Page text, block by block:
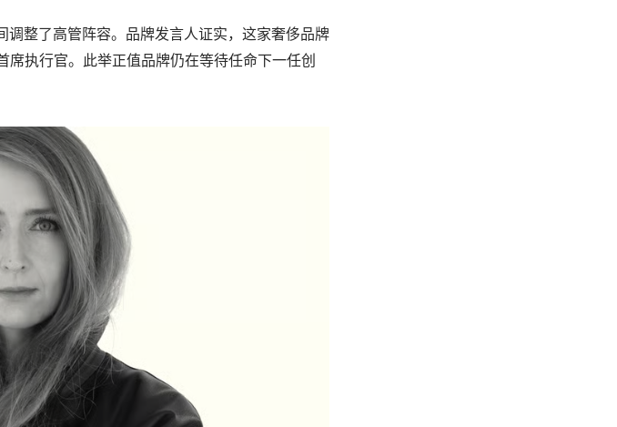
整了高管阵容。品牌发言人证实，这家奢侈品牌
席执行官。此举正值品牌仍在等待任命下一任创